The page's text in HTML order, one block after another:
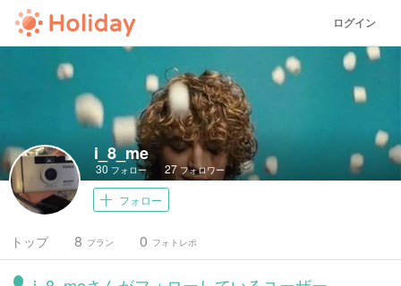
ログイン
i_8_me
30 フォロー 27フォロワー
フォロー
トップ プラン
8 フォトレポ
0